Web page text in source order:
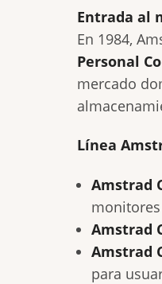
Entrada al
En 1984,
Personal
mercado
Línea
Amstrad
Amstrad
Amstrad
para